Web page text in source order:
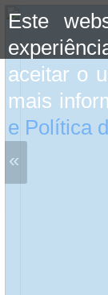
Este
aceitar o
mais
e Política
«